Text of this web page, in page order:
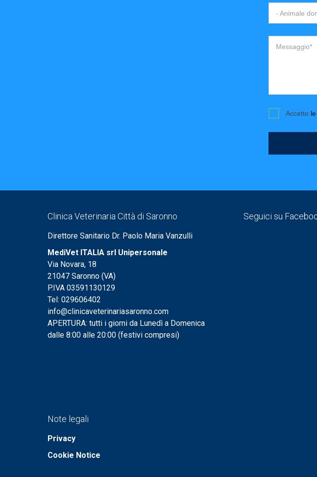
- Animale
Messaggio*
Accetto
Clinica Veterinaria Città di Saronno
Direttore Sanitario Dr. Paolo Maria Vanzulli
MediVet ITALIA srl Unipersonale
Via Novara, 18
21047 Saronno (VA)
P.IVA 03591130129
Tel: 029606402
info@clinicaveterinariasaronno.com
APERTURA: tutti i giorni da Lunedì a Domenica
dalle 8:00 alle 20:00 (festivi compresi)
Seguici su
Note legali
Privacy
Cookie Notice